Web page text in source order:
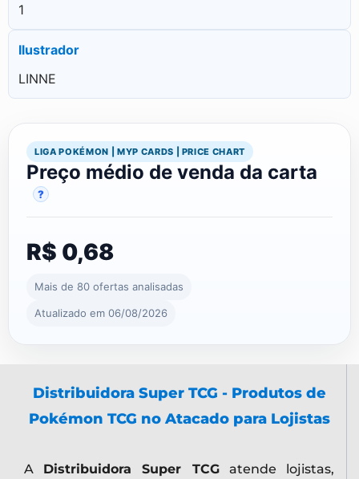
1
Ilustrador
LINNE
LIGA POKÉMON | MYP CARDS | PRICE CHART
Preço médio de venda da carta
?
R$ 0,68
Mais de 80 ofertas analisadas
Atualizado em 06/08/2026
Distribuidora Super TCG - Produtos de
Pokémon TCG no Atacado para Lojistas
A Distribuidora Super TCGatende lojistas,